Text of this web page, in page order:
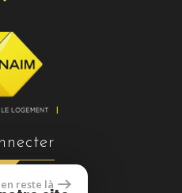
reste là